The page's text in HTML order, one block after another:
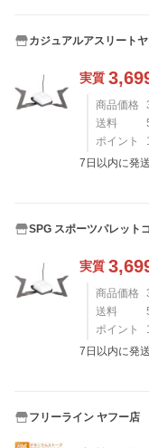
カジュアルアスリート
実質
商品価格
送料
ポイント
7日以内に発
SPG スポーツパレット
実質
商品価格
送料
ポイント
7日以内に発
フリーライン ヤフー店